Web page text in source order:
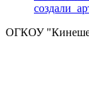
создали
ОГКОУ